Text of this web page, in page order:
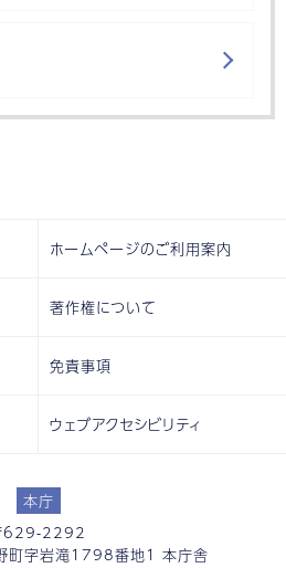
本庁
629-2292
町字岩滝1798番地1 本庁舎
ホームページのご利用案内
著作権について
免責事項
ウェブアクセシビリティ